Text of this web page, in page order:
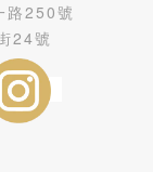
路250號
24號